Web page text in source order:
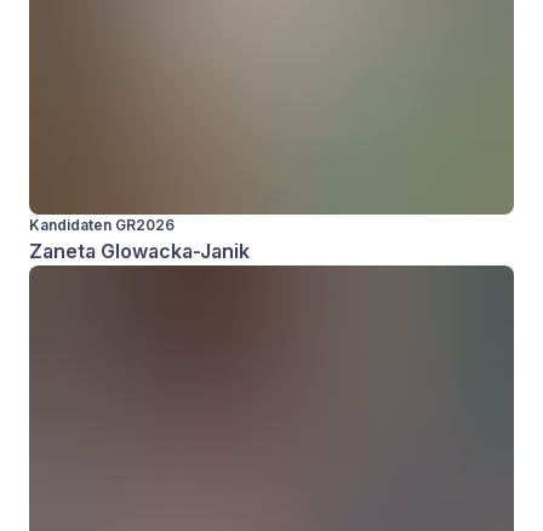
Kandidaten GR2026
Zaneta Glowacka-Janik